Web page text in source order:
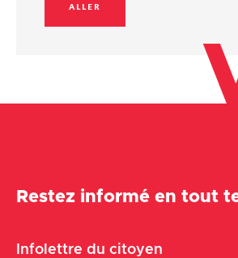
ALLER
Restez informé en tout
Infolettre du citoyen